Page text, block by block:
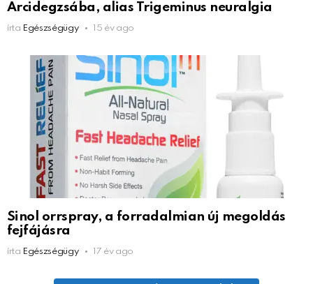
Arcidegzsába, alias Trigeminus neuralgia
írta Egészségügy 15 év ago
Sinol orrspray, a forradalmian új megoldás
fejfájásra
írta Egészségügy 17 év ago